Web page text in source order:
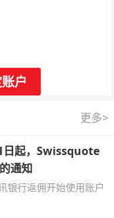
户
更多>
日起，Swissquote
通知
银行返佣开始使用账户